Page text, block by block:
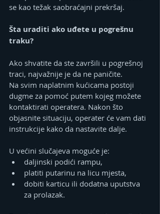
se kao težak saobraćajni prekršaj.
Šta uraditi ako uđete u pogrešnu
traku?
Ako shvatite da ste završili u pogrešnoj
traci, najvažnije je da ne paničite.
Na svim naplatnim kućicama postoji
dugme za pomoć putem kojeg možete
kontaktirati operatera. Nakon što
objasnite situaciju, operater će vam dati
instrukcije kako da nastavite dalje.
U većini slučajeva moguće je:
daljinski podići rampu,
platiti putarinu na licu mjesta,
dobiti karticu ili dodatna uputstva
za prolazak.